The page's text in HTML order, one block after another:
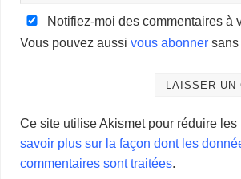
Notifiez-moi des commentaires à
Vous pouvez aussivous abonner sans
Ce site utilise Akismet pour réduire
savoir plus sur la façon dont les
commentaires sont traitées.